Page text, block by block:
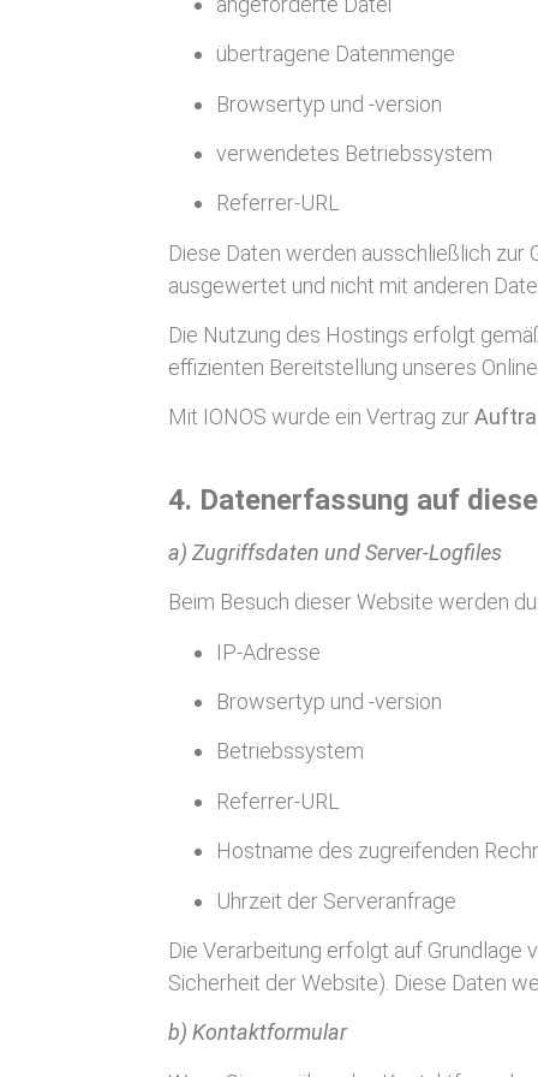
übertragene Datenmenge
Browsertyp und -version
verwendetes Betriebssystem
Referrer-URL
Diese Daten werden ausschließlich
ausgewertet und nicht mit anderen
Die Nutzung des Hostings erfolgt
effizienten Bereitstellung unseres
Mit IONOS wurde ein Vertrag zur
4. Datenerfassung auf
a) Zugriffsdaten und Server-Logfiles
Beim Besuch dieser Website werden
IP-Adresse
Browsertyp und -version
Betriebssystem
Referrer-URL
Hostname des zugreifenden
Uhrzeit der Serveranfrage
Die Verarbeitung erfolgt auf Grundlage
Sicherheit der Website). Diese Daten
b) Kontaktformular